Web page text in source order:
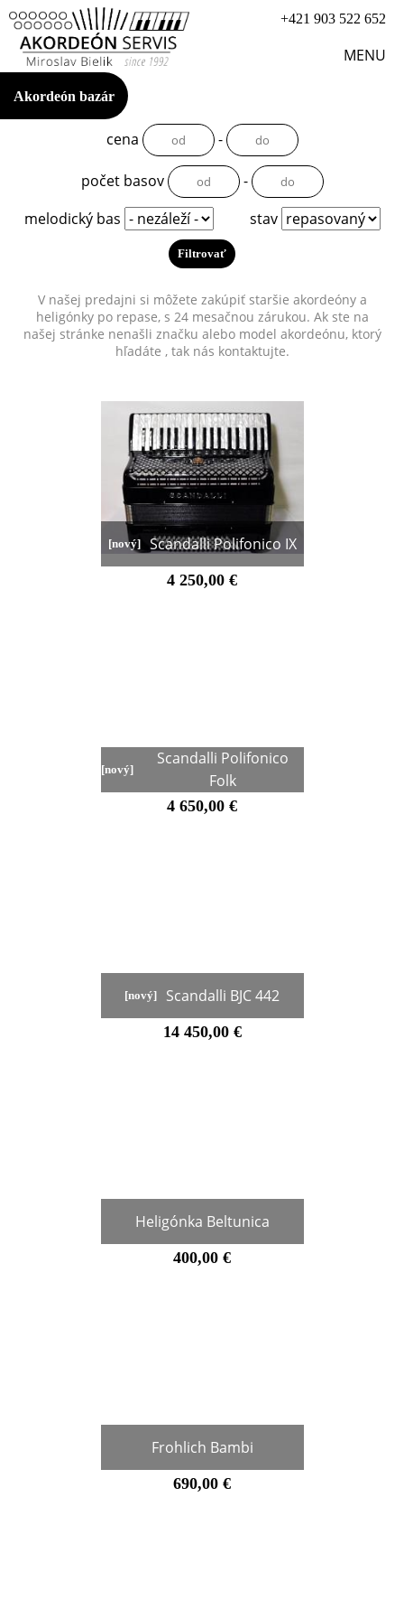
+421 903 522 652
MENU
Akordeón bazár
cena -
počet basov
-
melodický bas
stav
V našej predajni si môžete zakúpiť staršie akordeóny a
heligónky po repase, s 24 mesačnou zárukou. Ak ste na
našej stránke nenašli značku alebo model akordeónu, ktorý
hľadáte , tak nás kontaktujte.
[nový] Scandalli Polifonico IX
4 250,00 €
[nový]
Scandalli Polifonico
Folk
4 650,00 €
[nový] Scandalli BJC 442
14 450,00 €
Heligónka Beltunica
400,00 €
Frohlich Bambi
690,00 €